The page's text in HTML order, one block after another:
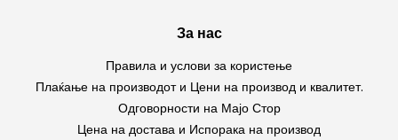
За нас
Правила и услови за користење
Плаќање на производот и Цени на производ и квалитет.
Одговорности на Мајо Стор
Цена на достава и Испорака на производ